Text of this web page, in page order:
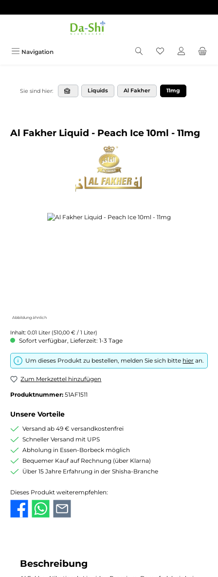
Navigation Du hast 0
Sie sind hier: Liquids Al Fakher 11mg
Al Fakher Liquid - Peach Ice 10ml - 11mg
Bildergalerie überspringen
Abbildung ähnlich
Inhalt: 0.01 Liter (510,00 € / 1 Liter)
Sofort verfügbar, Lieferzeit: 1-3 Tage
Um dieses Produkt zu bestellen, melden Sie sich bitte hier an.
Zum Merkzettel hinzufügen
Produktnummer: 51AF1511
Unsere Vorteile
Versand ab 49 € versandkostenfrei
Schneller Versand mit UPS
Abholung in Essen-Borbeck möglich
Bequemer Kauf auf Rechnung (über Klarna)
Über 15 Jahre Erfahrung in der Shisha-Branche
Dieses Produkt weiterempfehlen:
Beschreibung